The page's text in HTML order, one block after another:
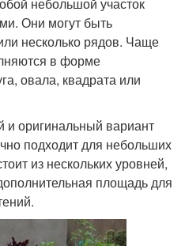
Они могут быть
несколько рядов. Чаще
в форме
овала, квадрата или
и оригинальный вариант
подходит для небольших
из нескольких уровней,
площадь для